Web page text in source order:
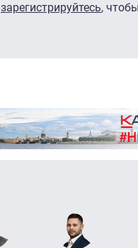
зарегистрируйтесь,